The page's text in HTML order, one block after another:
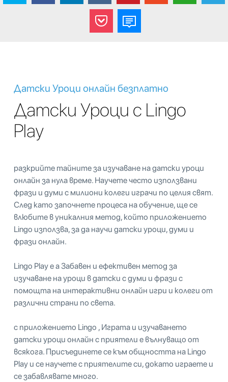
Датски Уроци онлайн безплатно
Датски Уроци с Lingo
Play
разкрийте тайните за изучаване на датски уроци
онлайн за нула време. Научете често използвани
фрази и думи с милиони колеги играчи по целия свят.
След като започнете процеса на обучение, ще се
влюбите в уникалния метод, който приложението
Lingo използва, за да научи датски уроци, думи и
фрази онлайн.
Lingo Play е a Забавен и ефективен метод за
изучаване на уроци в датски с думи и фрази с
помощта на интерактивни онлайн игри и колеги от
различни страни по света.
с приложението Lingo , Играта и изучаването
датски уроци онлайн с приятели е вълнуващо от
всякога. Присъединете се към общността на Lingo
Play и се научете с приятелите си, докато играете и
се забавлявате много.